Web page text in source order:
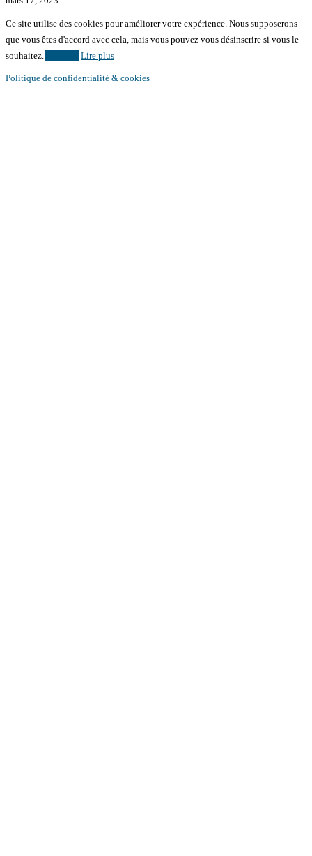
Ce site utilise des cookies pour améliorer votre expérience. Nous supposerons
que vous êtes d'accord avec cela, mais vous pouvez vous désinscrire si vous le
souhaitez.
Lire plus
Politique de confidentialité & cookies